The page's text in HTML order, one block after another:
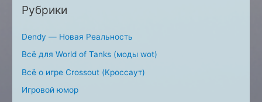
Рубрики
Dendy — Новая Реальность
Всё для World of Tanks (моды wot)
Всё о игре Crossout (Кроссаут)
Игровой юмор